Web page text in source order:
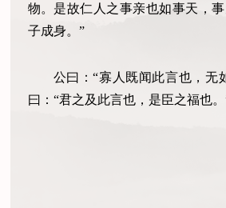
物。是故仁人之事亲也如事天，
子成身。”
公曰：“寡人既闻此言也，无
曰：“君之及此言也，是臣之福也。